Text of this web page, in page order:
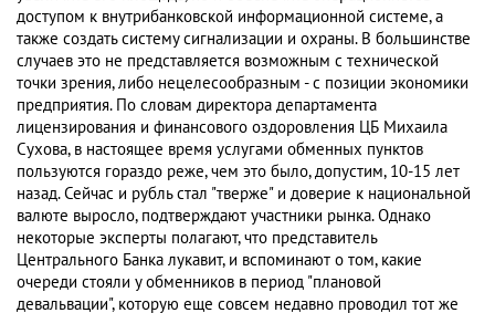
доступом к внутрибанковской информационной системе, а
также создать систему сигнализации и охраны. В большинстве
случаев это не представляется возможным с технической
точки зрения, либо нецелесообразным - с позиции экономики
предприятия. По словам директора департамента
лицензирования и финансового оздоровления ЦБ Михаила
Сухова, в настоящее время услугами обменных пунктов
пользуются гораздо реже, чем это было, допустим, 10-15 лет
назад. Сейчас и рубль стал "тверже" и доверие к национальной
валюте выросло, подтверждают участники рынка. Однако
некоторые эксперты полагают, что представитель
Центрального Банка лукавит, и вспоминают о том, какие
очереди стояли у обменников в период "плановой
девальвации", которую еще совсем недавно проводил тот же